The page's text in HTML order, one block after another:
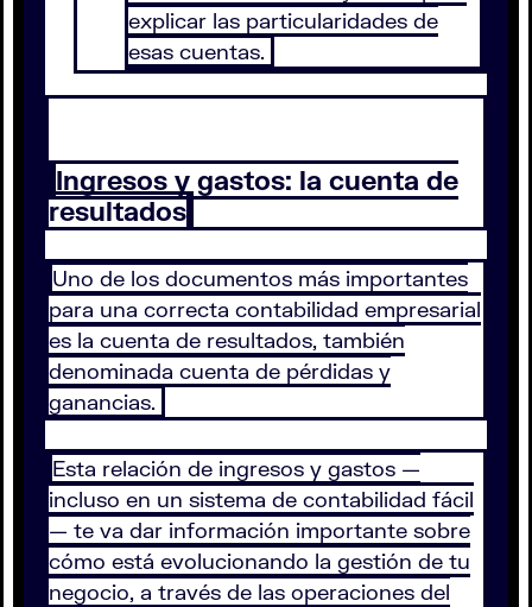
explicar las particularidades de
esas cuentas.
Ingresos y gastos: la cuenta de
resultados
Uno de los documentos más importantes
para una correcta contabilidad empresarial
es la cuenta de resultados, también
denominada cuenta de pérdidas y
ganancias.
Esta relación de ingresos y gastos —
incluso en un sistema de contabilidad fácil
— te va dar información importante sobre
cómo está evolucionando la gestión de tu
negocio, a través de las operaciones del